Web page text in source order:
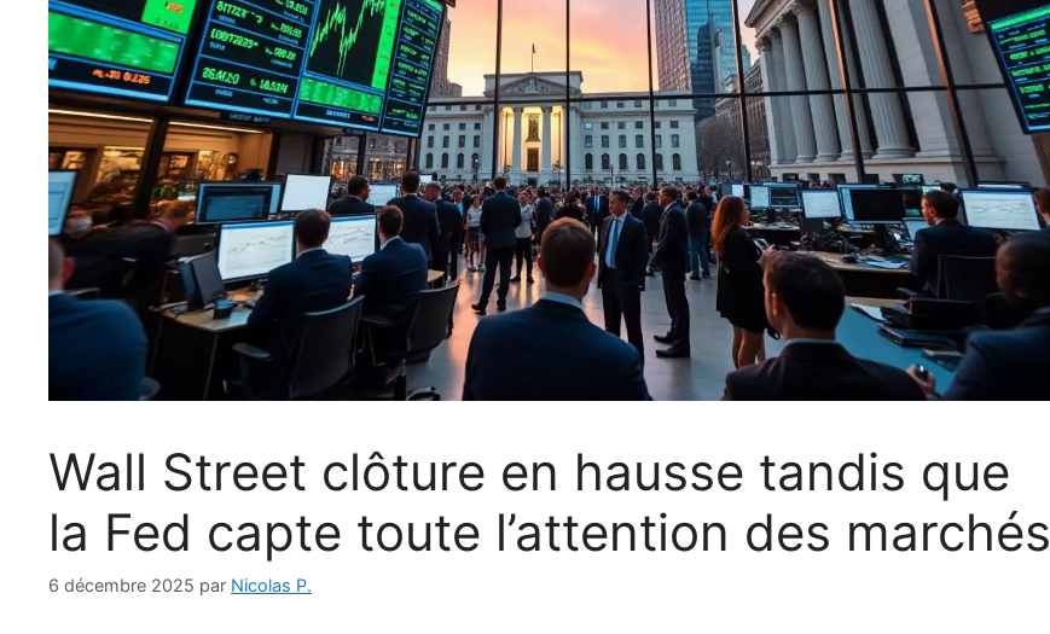
Wall Street clôture en hausse tandis que
la Fed capte toute l’attention des marchés
6 décembre 2025 par Nicolas P.